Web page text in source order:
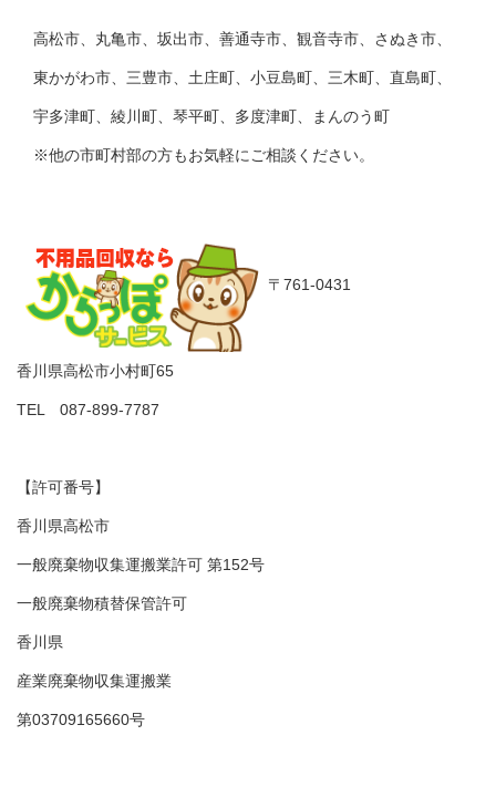
高松市、丸亀市、坂出市、善通寺市、観音寺市、さぬき市、
東かがわ市、三豊市、土庄町、小豆島町、三木町、直島町、
宇多津町、綾川町、琴平町、多度津町、まんのう町
※他の市町村部の方もお気軽にご相談ください。
〒761-0431
香川県高松市小村町65
TEL 087-899-7787
【許可番号】
香川県高松市
一般廃棄物収集運搬業許可 第152号
一般廃棄物積替保管許可
香川県
産業廃棄物収集運搬業
第03709165660号